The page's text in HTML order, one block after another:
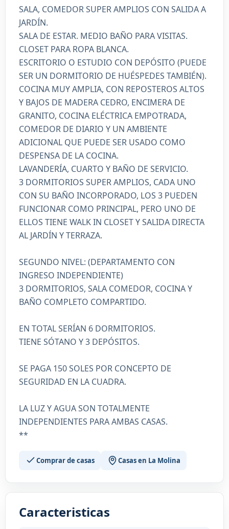
SALA, COMEDOR SUPER AMPLIOS CON SALIDA A
JARDÍN.
SALA DE ESTAR. MEDIO BAÑO PARA VISITAS.
CLOSET PARA ROPA BLANCA.
ESCRITORIO O ESTUDIO CON DEPÓSITO (PUEDE
SER UN DORMITORIO DE HUÉSPEDES TAMBIÉN).
COCINA MUY AMPLIA, CON REPOSTEROS ALTOS
Y BAJOS DE MADERA CEDRO, ENCIMERA DE
GRANITO, COCINA ELÉCTRICA EMPOTRADA,
COMEDOR DE DIARIO Y UN AMBIENTE
ADICIONAL QUE PUEDE SER USADO COMO
DESPENSA DE LA COCINA.
LAVANDERÍA, CUARTO Y BAÑO DE SERVICIO.
3 DORMITORIOS SUPER AMPLIOS, CADA UNO
CON SU BAÑO INCORPORADO, LOS 3 PUEDEN
FUNCIONAR COMO PRINCIPAL, PERO UNO DE
ELLOS TIENE WALK IN CLOSET Y SALIDA DIRECTA
AL JARDÍN Y TERRAZA.
SEGUNDO NIVEL: (DEPARTAMENTO CON
INGRESO INDEPENDIENTE)
3 DORMITORIOS, SALA COMEDOR, COCINA Y
BAÑO COMPLETO COMPARTIDO.
EN TOTAL SERÍAN 6 DORMITORIOS.
TIENE SÓTANO Y 3 DEPÓSITOS.
SE PAGA 150 SOLES POR CONCEPTO DE
SEGURIDAD EN LA CUADRA.
LA LUZ Y AGUA SON TOTALMENTE
INDEPENDIENTES PARA AMBAS CASAS.
**
Comprar de casas Casas en La Molina
Caracteristicas